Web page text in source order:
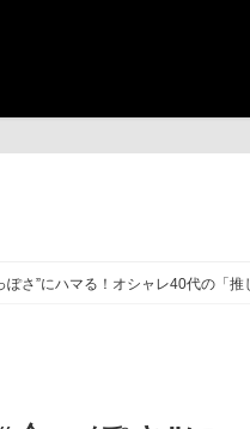
ぽさ”にハマる！オシャレ40代の「